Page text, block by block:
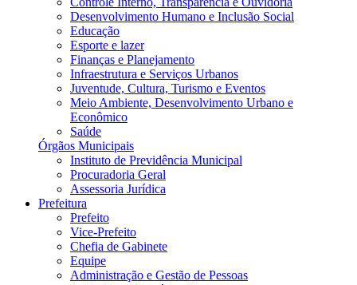
Desenvolvimento Humano e Inclusão Social
Educação
Esporte e lazer
Finanças e Planejamento
Infraestrutura e Serviços Urbanos
Juventude, Cultura, Turismo e Eventos
Meio Ambiente, Desenvolvimento Urbano e
Econômico
Saúde
Órgãos Municipais
Instituto de Previdência Municipal
Procuradoria Geral
Assessoria Jurídica
Prefeitura
Prefeito
Vice-Prefeito
Chefia de Gabinete
Equipe
Administração e Gestão de Pessoas